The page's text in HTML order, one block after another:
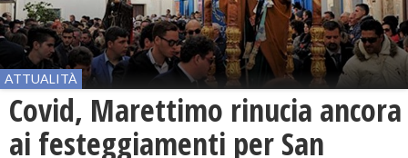
ATTUALITÀ
Covid, Marettimo rinucia ancora
ai festeggiamenti per San